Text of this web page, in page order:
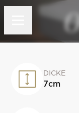
DICKE
7cm